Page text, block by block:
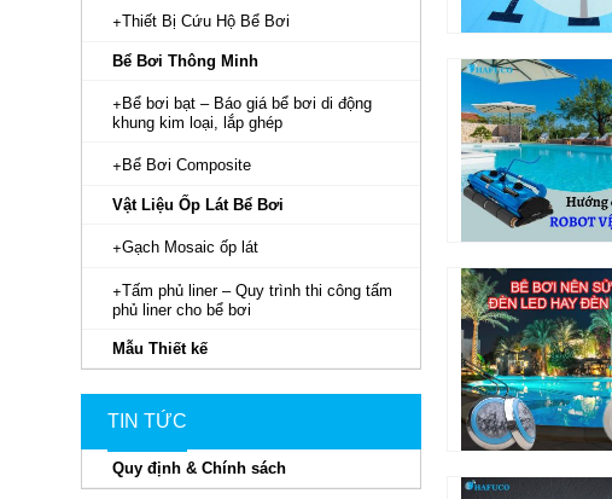
Thiết Bị Cứu Hộ Bể Bơi
Bể Bơi Thông Minh
Bể bơi bạt – Báo giá bể bơi di động
khung kim loại, lắp ghép
Bể Bơi Composite
Vật Liệu Ốp Lát Bể Bơi
Gạch Mosaic ốp lát
Tấm phủ liner – Quy trình thi công tấm
phủ liner cho bể bơi
Mẫu Thiết kế
TIN TỨC
Quy định & Chính sách